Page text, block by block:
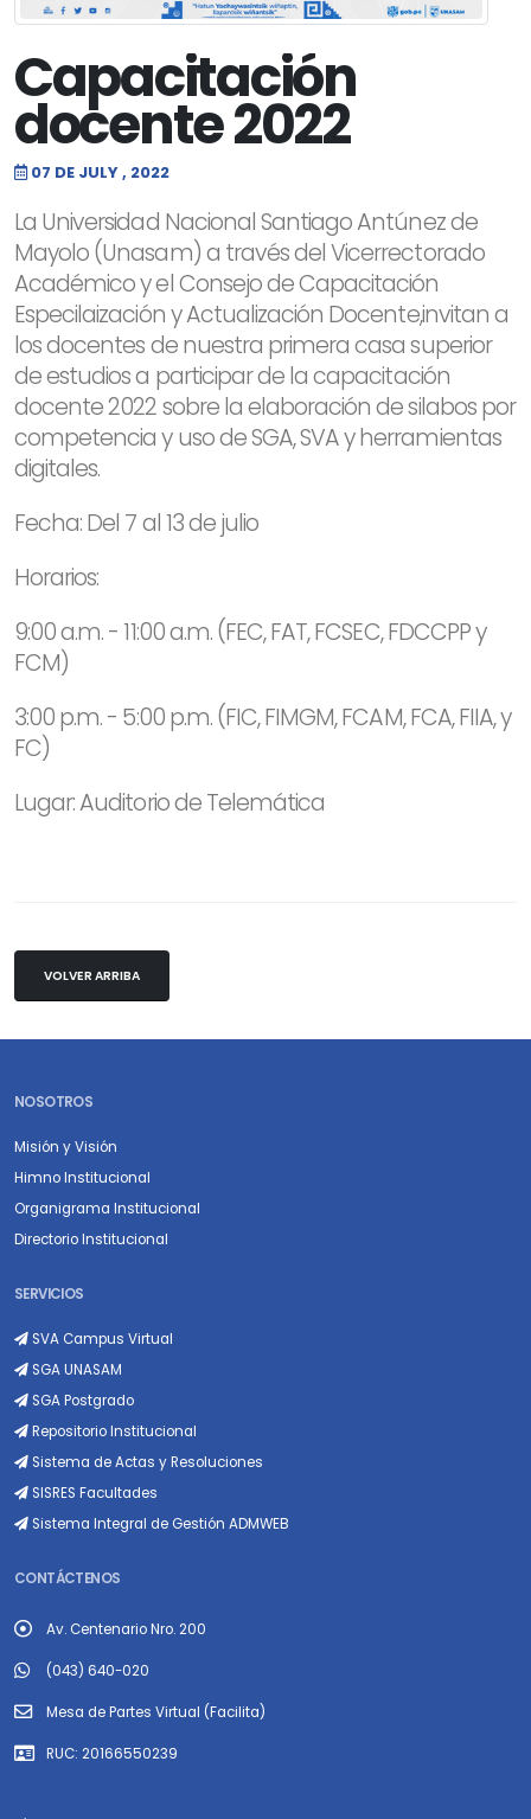
Capacitación
docente 2022
07 DE JULY , 2022
La Universidad Nacional Santiago Antúnez de
Mayolo (Unasam) a través del Vicerrectorado
Académico y el Consejo de Capacitación
Especilaización y Actualización Docente,invitan a
los docentes de nuestra primera casa superior
de estudios a participar de la capacitación
docente 2022 sobre la elaboración de silabos por
competencia y uso de SGA, SVA y herramientas
digitales.
Fecha: Del 7 al 13 de julio
Horarios:
9:00 a.m. - 11:00 a.m. (FEC, FAT, FCSEC, FDCCPP y
FCM)
3:00 p.m. - 5:00 p.m. (FIC, FIMGM, FCAM, FCA, FIIA, y
FC)
Lugar: Auditorio de Telemática
VOLVER ARRIBA
NOSOTROS
Misión y Visión
Himno Institucional
Organigrama Institucional
Directorio Institucional
SERVICIOS
SVA Campus Virtual
SGA UNASAM
SGA Postgrado
Repositorio Institucional
Sistema de Actas y Resoluciones
SISRES Facultades
Sistema Integral de Gestión ADMWEB
CONTÁCTENOS
Av. Centenario Nro. 200
(043) 640-020
Mesa de Partes Virtual (Facilita)
RUC: 20166550239